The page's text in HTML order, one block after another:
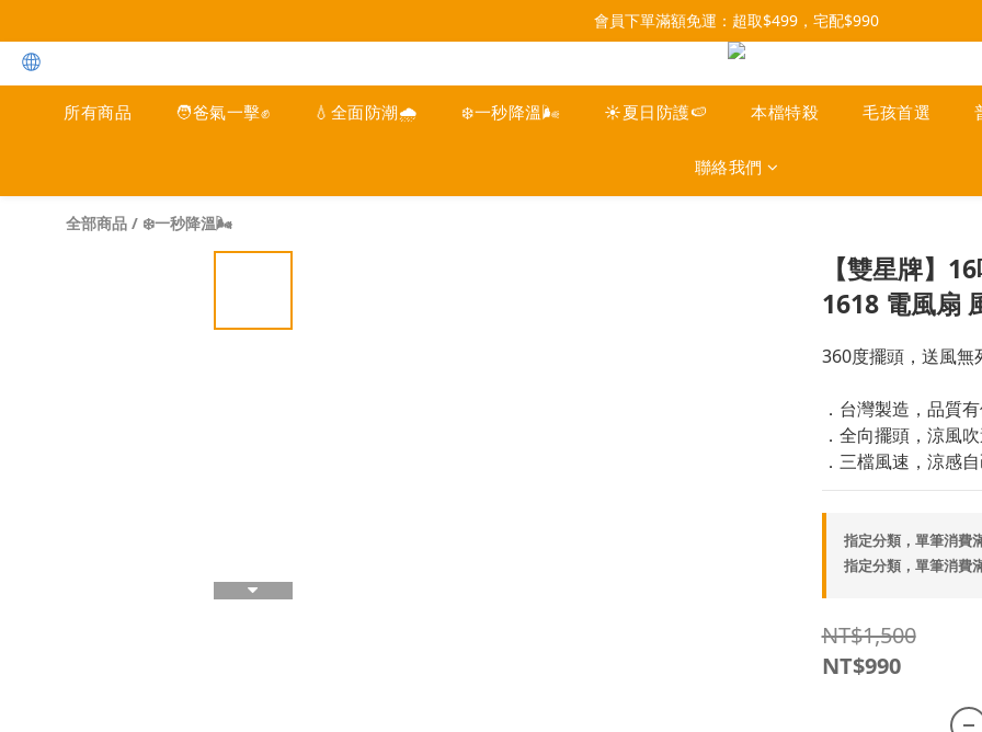
每月9號會員日，消費點數3倍送！把握機會，趕緊下單！
會員下單滿額免運：超取$499，宅配$990
07/28-08/31 爸氣一擊・限時開搶
每月9號會員日，消費點數3倍送！把握機會，趕緊下單！
所有商品 🧑爸氣一擊✊ 💧全面防潮🌧️ ❄️一秒降溫🌬️ ☀️夏日防護🍉 本檔特殺 毛孩首選
聯絡我們
全部商品 / ❄️一秒降溫🌬️
【雙星牌】
1618 電風扇
360度擺頭，送風無
．台灣製造，品質
．全向擺頭，涼風
．三檔風速，涼感
指定分類，單筆消費
指定分類，單筆消費
NT$1,500
NT$990